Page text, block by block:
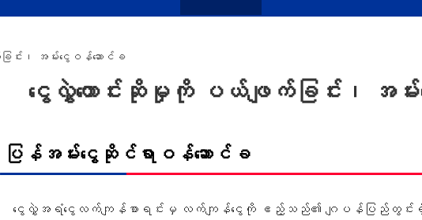
င်း၊ အမ်းငွေဝန်ဆောင်ခ
ငွေလွှဲတောင်းဆိုမှုကို ပယ်ဖျက်ခြင်း၊ အမ်
ပြန်အမ်းငွေဆိုင်ရာဝန်ဆောင်ခ
ငွေလွှဲအရံငွေလက်ကျန်စာရင်းမှ လက်ကျန်ငွေကို ဧည့်သည်၏ ဂျပန်ပြည်တွင်းရှိ ဘဏ်ငွ